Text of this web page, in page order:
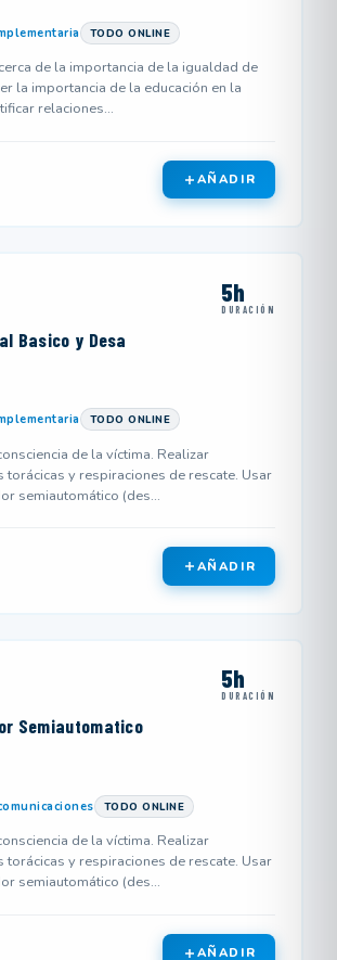
TODO ONLINE
de la importancia de la igualdad de
la importancia de la educación en la
relaciones...
AÑADIR
5h
DURACIÓN
Basico y Desa
TODO ONLINE
de la víctima. Realizar
torácicas y respiraciones de rescate. Usar
semiautomático (des...
AÑADIR
5h
DURACIÓN
Semiautomatico
TODO ONLINE
de la víctima. Realizar
torácicas y respiraciones de rescate. Usar
semiautomático (des...
AÑADIR